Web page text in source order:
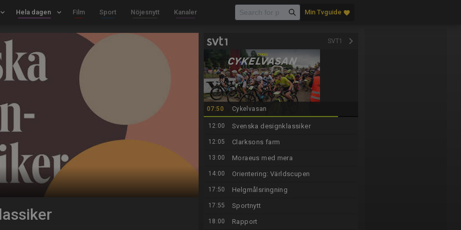
keyboard_arrow_down Hela dagen keyboard_arrow_down Film Sport Nöjesnytt Kanaler Min Tvguide favorite
SVT1 keyboard_arrow_right
07:50 Cykelvasan
12:00 Svenska designklassiker
12:05 Clarksons farm
13:00 Moraeus med mera
14:00 Orientering: Världscupen
17:50 Helgmålsringning
17:55 Sportnytt
18:00 Rapport